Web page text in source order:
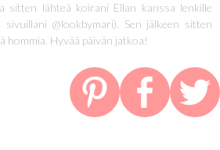
sitten lähteä koirani Ellan kanssa lenkille
@lookbymari). Sen jälkeen sitten
hommia. Hyvää päivän jatkoa!